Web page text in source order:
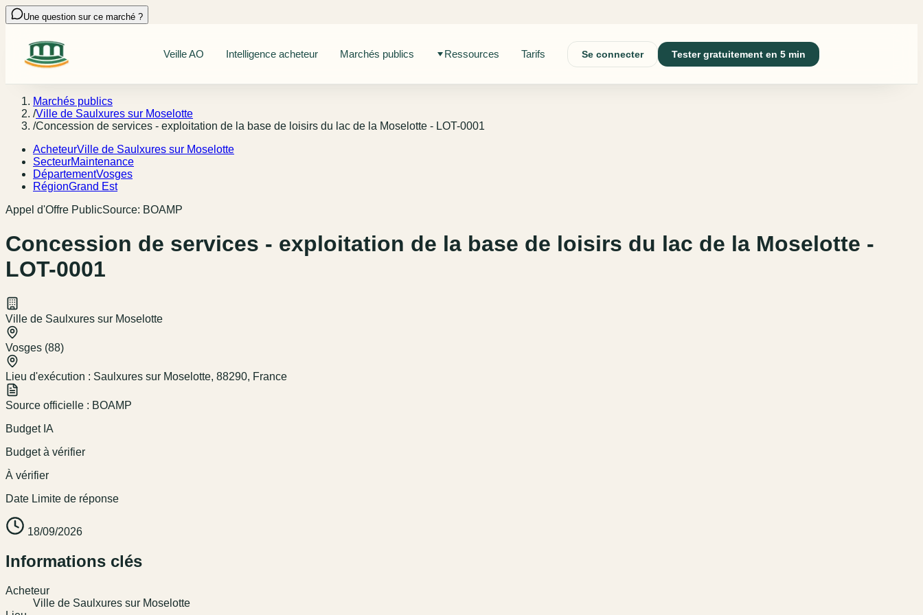
Une question sur ce marché ?
Veille AO Intelligence acheteur Marchés publics Ressources Tarifs Se connecter Tester gratuitement en 5 min
Marchés publics
/Ville de Saulxures sur Moselotte
/Concession de services - exploitation de la base de loisirs du lac de la Moselotte - LOT-0001
AcheteurVille de Saulxures sur Moselotte
SecteurMaintenance
DépartementVosges
RégionGrand Est
Appel d'Offre PublicSource: BOAMP
Concession de services - exploitation de la base de loisirs du lac de la Moselotte -
LOT-0001
Ville de Saulxures sur Moselotte
Vosges (88)
Lieu d'exécution : Saulxures sur Moselotte, 88290, France
Source officielle : BOAMP
Budget IA
Budget à vérifier
À vérifier
Date Limite de réponse
18/09/2026
Informations clés
Acheteur
Ville de Saulxures sur Moselotte